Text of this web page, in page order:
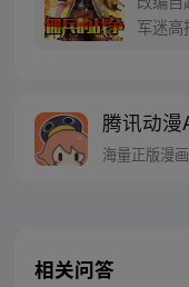
军迷高
遇上
雇佣兵
腾讯动漫
海量正版漫
相关问答